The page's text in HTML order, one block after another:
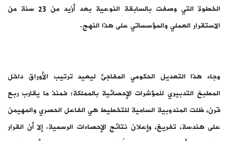
الخطوة التي وصفت بالسابقة النوعية بعد أزيد من 23 سنة من
الاستقرار العملي والمؤسساتي على هذا النهج.
وجاء هذا التعديل الحكومي المفاجئ ليعيد ترتيب الأوراق داخل
المطبخ التدبيري للمؤشرات الإحصائية بالمملكة؛ فمنذ ما يقارب ربع
قرن، ظلت المندوبية السامية للتخطيط هي الفاعل الحصري والمهيمن
على هندسة، تفريغ، وإعلان نتائج الإحصاءات الرسمية. إلا أن القرار